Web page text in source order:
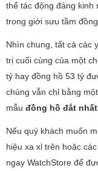
thể tác động đáng kinh
trong giới sưu tầm
Nhìn chung, tất cả các
trị cuối cùng của một
tỷ hay đồng hồ 53 tỷ
chúng vẫn chỉ bằng
mẫu đồng hồ đắt
Nếu quý khách muốn
hiệu xa xỉ trên hoặc
ngay WatchStore để